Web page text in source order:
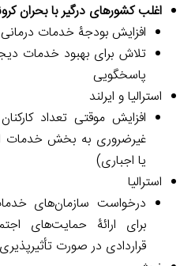
اغلب کشورهای درگیر با بحران
افزایش بودجۀ خدمات
تلاش برای بهبود خدمات
پاسخگویی
استرالیا و ایرلند
افزایش موقتی تعداد
غیرضروری به بخش خدمات
یا اجباری)
استرالیا
درخواست سازمان‌های
قراردادی در صورت تأثیرپذیری